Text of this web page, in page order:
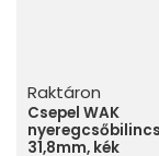
Raktáron
Csepel WAK
31,8mm, kék